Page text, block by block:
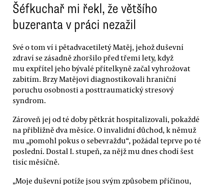
Šéfkuchař mi řekl, že většího
buzeranta v práci nezažil
Své o tom ví i pětadvacetiletý Matěj, jehož duševní
zdraví se zásadně zhoršilo před třemi lety, když
mu expřítel jeho bývalé přítelkyně začal vyhrožovat
zabitím. Brzy Matějovi diagnostikovali hraniční
poruchu osobnosti a posttraumatický stresový
syndrom.
Zároveň jej od té doby pětkrát hospitalizovali, pokaždé
na přibližně dva měsíce. O invalidní důchod, k němuž
mu „pomohl pokus o sebevraždu“, požádal teprve po té
poslední. Dostal I. stupeň, za nějž mu dnes chodí šest
tisíc měsíčně.
„Moje duševní potíže jsou svým způsobem příčinou,